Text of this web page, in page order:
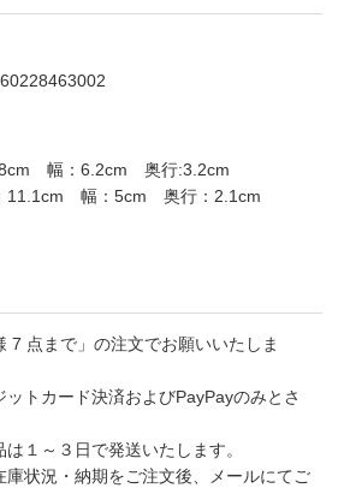
幅：6.2cm 奥行:3.2cm
11.1cm 幅：5cm 奥行：2.1cm
7 点まで」の注文でお願いいたしま
トカード決済およびPayPayのみとさ
１～３日で発送いたします。
庫状況・納期をご注文後、メールにてご